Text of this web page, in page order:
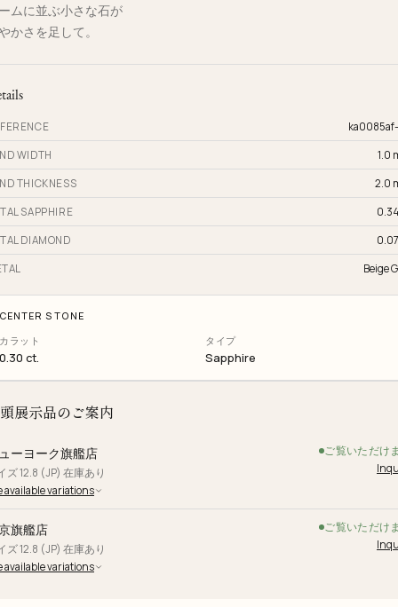
ムに並ぶ小さな石が
かさを足して。
WIDTH 1.0
THICKNESS 2.0
SAPPHIRE
DIAMOND
Beige
CENTER STONE
カラット
0.30 ct.
タイプ
Sapphire
展示品のご案内
ーヨーク旗艦店
ズ 12.8 (JP) 在庫あり
ご覧いただけ
available variations
旗艦店
ズ 12.8 (JP) 在庫あり
ご覧いただけ
available variations